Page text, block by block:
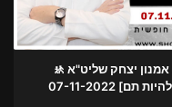
יצחק שליט"א 🚸
07-11-2022